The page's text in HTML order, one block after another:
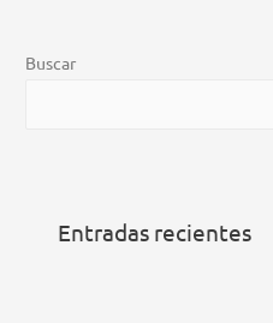
Buscar
Entradas recientes